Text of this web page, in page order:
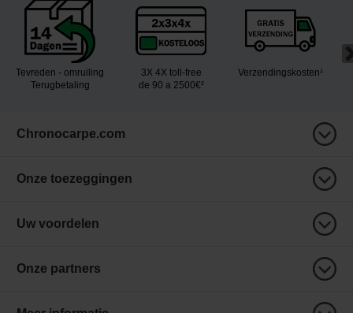
Tevreden - omruiling
Terugbetaling
3X 4X toll-free
de 90 a 2500€²
Verzendingskosten¹
Chronocarpe.com
Onze toezeggingen
Uw voordelen
Onze partners